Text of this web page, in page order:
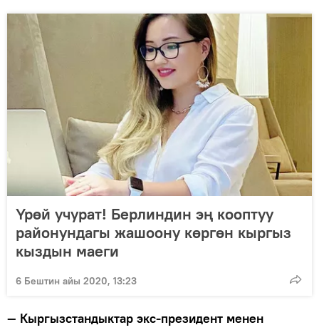
Үрөй учурат! Берлиндин эң кооптуу
районундагы жашоону көргөн кыргыз
кыздын маеги
6 Бештин айы 2020, 13:23
— Кыргызстандыктар экс-президент менен